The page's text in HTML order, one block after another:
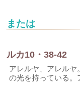
または
ルカ10・38-42
アレルヤ、アレル
の光を持っている。